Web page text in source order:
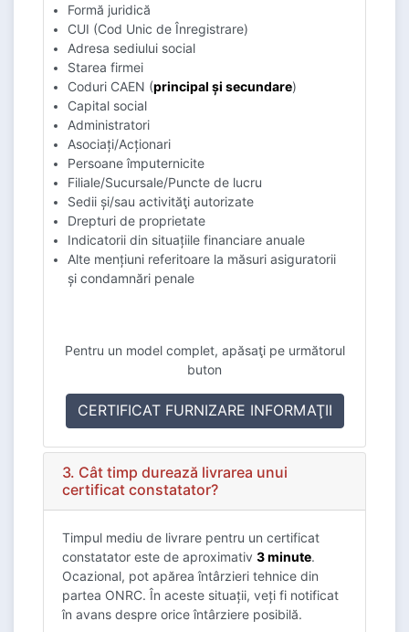
Formă juridică
CUI (Cod Unic de Înregistrare)
Adresa sediului social
Starea firmei
Coduri CAEN (principal și secundare)
Capital social
Administratori
Asociați/Acționari
Persoane împuternicite
Filiale/Sucursale/Puncte de lucru
Sedii şi/sau activităţi autorizate
Drepturi de proprietate
Indicatorii din situațiile financiare anuale
Alte mențiuni referitoare la măsuri asiguratorii
și condamnări penale
Pentru un model complet, apăsaţi pe următorul
buton
CERTIFICAT FURNIZARE INFORMAŢII
3. Cât timp durează livrarea unui
certificat constatator?
Timpul mediu de livrare pentru un certificat
constatator este de aproximativ 3 minute.
Ocazional, pot apărea întârzieri tehnice din
partea ONRC. În aceste situații, veți fi notificat
în avans despre orice întârziere posibilă.